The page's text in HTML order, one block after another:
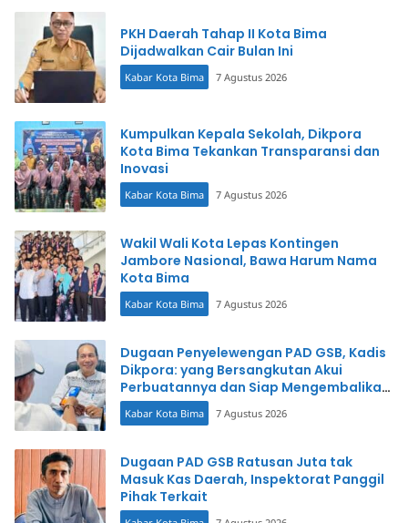
PKH Daerah Tahap II Kota Bima
Dijadwalkan Cair Bulan Ini
Kabar Kota Bima 7 Agustus 2026
Kumpulkan Kepala Sekolah, Dikpora
Kota Bima Tekankan Transparansi dan
Inovasi
Kabar Kota Bima 7 Agustus 2026
Wakil Wali Kota Lepas Kontingen
Jambore Nasional, Bawa Harum Nama
Kota Bima
Kabar Kota Bima 7 Agustus 2026
Dugaan Penyelewengan PAD GSB, Kadis
Dikpora: yang Bersangkutan Akui
Perbuatannya dan Siap Mengembalikan
Uang
Kabar Kota Bima 7 Agustus 2026
Dugaan PAD GSB Ratusan Juta tak
Masuk Kas Daerah, Inspektorat Panggil
Pihak Terkait